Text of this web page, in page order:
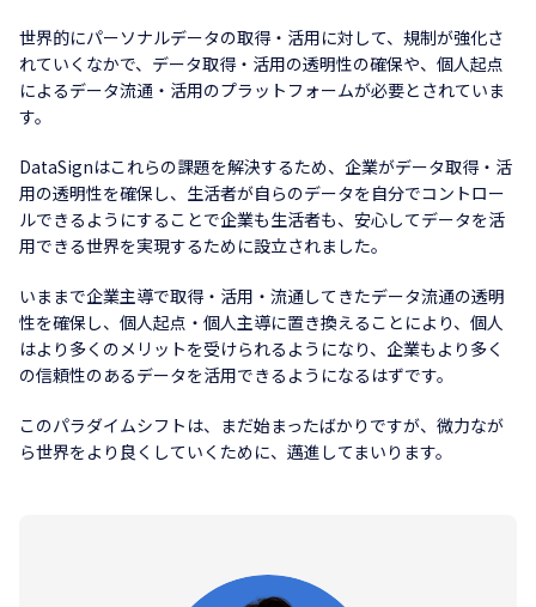
世界的にパーソナルデータの取得・活用に対して、規制が強化さ
れていくなかで、データ取得・活用の透明性の確保や、個人起点
によるデータ流通・活用のプラットフォームが必要とされていま
す。
DataSignはこれらの課題を解決するため、企業がデータ取得・活
用の透明性を確保し、生活者が自らのデータを自分でコントロー
ルできるようにすることで企業も生活者も、安心してデータを活
用できる世界を実現するために設立されました。
いままで企業主導で取得・活用・流通してきたデータ流通の透明
性を確保し、個人起点・個人主導に置き換えることにより、個人
はより多くのメリットを受けられるようになり、企業もより多く
の信頼性のあるデータを活用できるようになるはずです。
このパラダイムシフトは、まだ始まったばかりですが、微力なが
ら世界をより良くしていくために、邁進してまいります。